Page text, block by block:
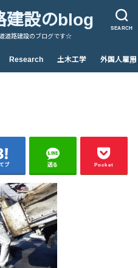
SEARCH
建設のblog
道路建設のブログです☆
Research 土木工学 外国人雇用
ブ 送る Pocket